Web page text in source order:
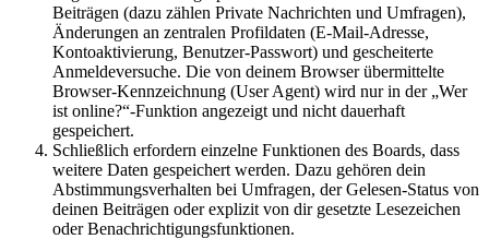
Beiträgen (dazu zählen Private Nachrichten und Umfragen),
Änderungen an zentralen Profildaten (E-Mail-Adresse,
Kontoaktivierung, Benutzer-Passwort) und gescheiterte
Anmeldeversuche. Die von deinem Browser übermittelte
Browser-Kennzeichnung (User Agent) wird nur in der „Wer
ist online?“-Funktion angezeigt und nicht dauerhaft
gespeichert.
Schließlich erfordern einzelne Funktionen des Boards, dass
weitere Daten gespeichert werden. Dazu gehören dein
Abstimmungsverhalten bei Umfragen, der Gelesen-Status von
deinen Beiträgen oder explizit von dir gesetzte Lesezeichen
oder Benachrichtigungsfunktionen.